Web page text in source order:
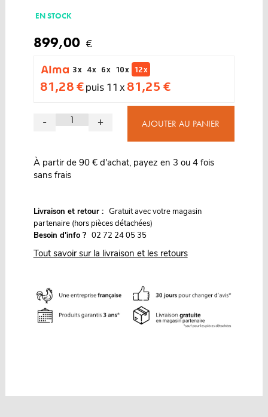
EN STOCK
899,00 €
3 x 4 x 6 x 10 x 12 x
81,28 €puis 11 x81,25 €
- + AJOUTER AU PANIER
À partir de 90 € d'achat, payez en 3 ou 4 fois
sans frais
Livraison et retour : Gratuit avec votre magasin
partenaire (hors pièces détachées)
Besoin d'info ? 02 72 24 05 35
Tout savoir sur la livraison et les retours